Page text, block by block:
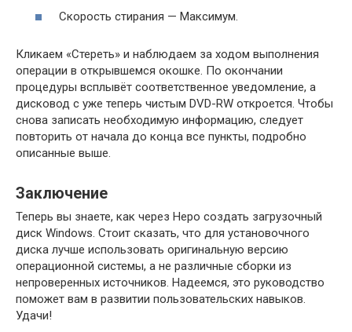
Скорость стирания — Максимум.
Кликаем «Стереть» и наблюдаем за ходом выполнения
операции в открывшемся окошке. По окончании
процедуры всплывёт соответственное уведомление, а
дисковод с уже теперь чистым DVD-RW откроется. Чтобы
снова записать необходимую информацию, следует
повторить от начала до конца все пункты, подробно
описанные выше.
Заключение
Теперь вы знаете, как через Неро создать загрузочный
диск Windows. Стоит сказать, что для установочного
диска лучше использовать оригинальную версию
операционной системы, а не различные сборки из
непроверенных источников. Надеемся, это руководство
поможет вам в развитии пользовательских навыков.
Удачи!